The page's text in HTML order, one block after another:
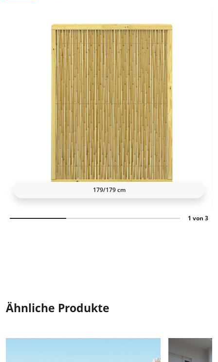
179/179 cm
1 von 3
Ähnliche Produkte